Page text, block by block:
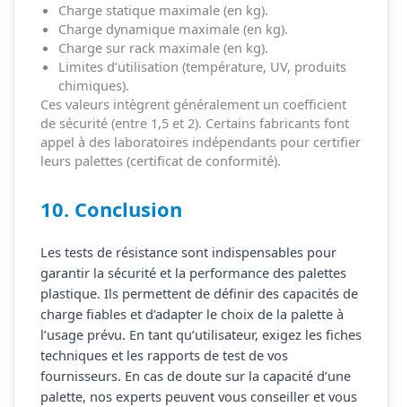
Charge statique maximale (en kg).
Charge dynamique maximale (en kg).
Charge sur rack maximale (en kg).
Limites d’utilisation (température, UV, produits
chimiques).
Ces valeurs intègrent généralement un coefficient
de sécurité (entre 1,5 et 2). Certains fabricants font
appel à des laboratoires indépendants pour certifier
leurs palettes (certificat de conformité).
10. Conclusion
Les tests de résistance sont indispensables pour
garantir la sécurité et la performance des palettes
plastique. Ils permettent de définir des capacités de
charge fiables et d’adapter le choix de la palette à
l’usage prévu. En tant qu’utilisateur, exigez les fiches
techniques et les rapports de test de vos
fournisseurs. En cas de doute sur la capacité d’une
palette, nos experts peuvent vous conseiller et vous